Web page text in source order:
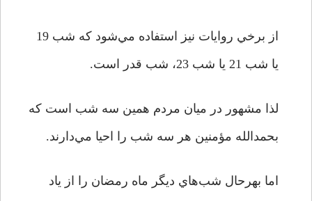
از برخي روايات نيز استفاده مي‌شود که شب 19
يا شب 21 يا شب 23، شب قدر است.
لذا مشهور در ميان مردم همين سه شب است که
بحمدالله مؤمنين هر سه شب را احيا مي‌دارند.
اما بهرحال شب‌هاي ديگر ماه رمضان را از ياد